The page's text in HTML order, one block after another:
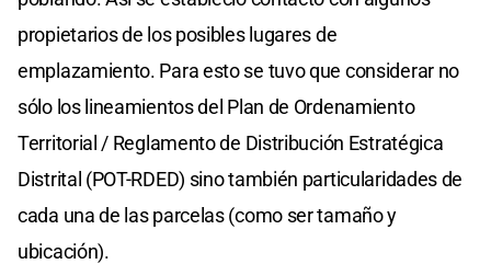
propietarios de los posibles lugares de
emplazamiento. Para esto se tuvo que considerar no
sólo los lineamientos del Plan de Ordenamiento
Territorial / Reglamento de Distribución Estratégica
Distrital (POT-RDED) sino también particularidades de
cada una de las parcelas (como ser tamaño y
ubicación).